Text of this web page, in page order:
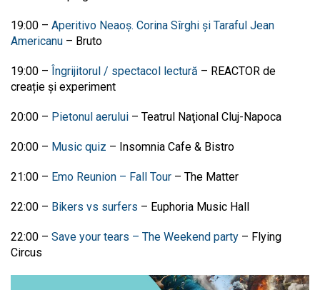
19:00 – Aperitivo Neaoș. Corina Sîrghi și Taraful Jean
Americanu – Bruto
19:00 – Îngrijitorul / spectacol lectură – REACTOR de
creație și experiment
20:00 – Pietonul aerului – Teatrul Naţional Cluj-Napoca
20:00 – Music quiz – Insomnia Cafe & Bistro
21:00 – Emo Reunion – Fall Tour – The Matter
22:00 – Bikers vs surfers – Euphoria Music Hall
22:00 – Save your tears – The Weekend party – Flying
Circus